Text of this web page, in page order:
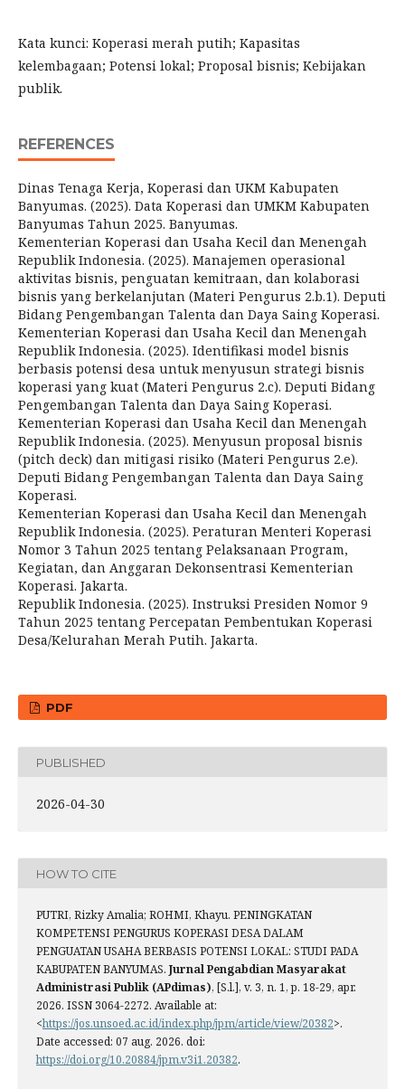
Kata kunci: Koperasi merah putih; Kapasitas
kelembagaan; Potensi lokal; Proposal bisnis; Kebijakan
publik.
REFERENCES
Dinas Tenaga Kerja, Koperasi dan UKM Kabupaten
Banyumas. (2025). Data Koperasi dan UMKM Kabupaten
Banyumas Tahun 2025. Banyumas.
Kementerian Koperasi dan Usaha Kecil dan Menengah
Republik Indonesia. (2025). Manajemen operasional
aktivitas bisnis, penguatan kemitraan, dan kolaborasi
bisnis yang berkelanjutan (Materi Pengurus 2.b.1). Deputi
Bidang Pengembangan Talenta dan Daya Saing Koperasi.
Kementerian Koperasi dan Usaha Kecil dan Menengah
Republik Indonesia. (2025). Identifikasi model bisnis
berbasis potensi desa untuk menyusun strategi bisnis
koperasi yang kuat (Materi Pengurus 2.c). Deputi Bidang
Pengembangan Talenta dan Daya Saing Koperasi.
Kementerian Koperasi dan Usaha Kecil dan Menengah
Republik Indonesia. (2025). Menyusun proposal bisnis
(pitch deck) dan mitigasi risiko (Materi Pengurus 2.e).
Deputi Bidang Pengembangan Talenta dan Daya Saing
Koperasi.
Kementerian Koperasi dan Usaha Kecil dan Menengah
Republik Indonesia. (2025). Peraturan Menteri Koperasi
Nomor 3 Tahun 2025 tentang Pelaksanaan Program,
Kegiatan, dan Anggaran Dekonsentrasi Kementerian
Koperasi. Jakarta.
Republik Indonesia. (2025). Instruksi Presiden Nomor 9
Tahun 2025 tentang Percepatan Pembentukan Koperasi
Desa/Kelurahan Merah Putih. Jakarta.
PDF
PUBLISHED
2026-04-30
HOW TO CITE
PUTRI, Rizky Amalia; ROHMI, Khayu. PENINGKATAN
KOMPETENSI PENGURUS KOPERASI DESA DALAM
PENGUATAN USAHA BERBASIS POTENSI LOKAL: STUDI PADA
KABUPATEN BANYUMAS. Jurnal Pengabdian Masyarakat
Administrasi Publik (APdimas), [S.l.], v. 3, n. 1, p. 18-29, apr.
2026. ISSN 3064-2272. Available at:
<https://jos.unsoed.ac.id/index.php/jpm/article/view/20382>.
Date accessed: 07 aug. 2026. doi:
https://doi.org/10.20884/jpm.v3i1.20382.